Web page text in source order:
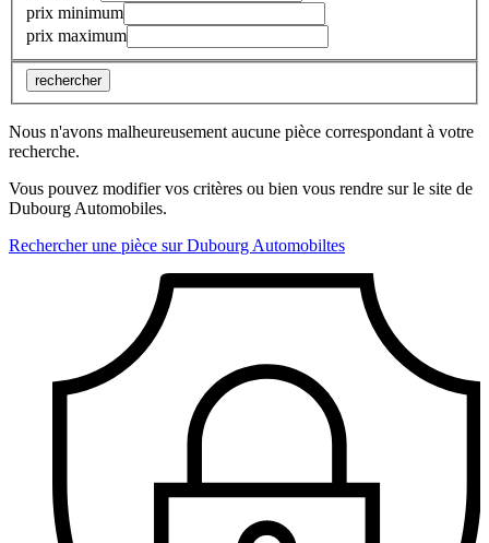
prix minimum
prix maximum
rechercher
Nous n'avons malheureusement aucune pièce correspondant à votre
recherche.
Vous pouvez modifier vos critères ou bien vous rendre sur le site de
Dubourg Automobiles.
Rechercher une pièce sur Dubourg Automobiltes